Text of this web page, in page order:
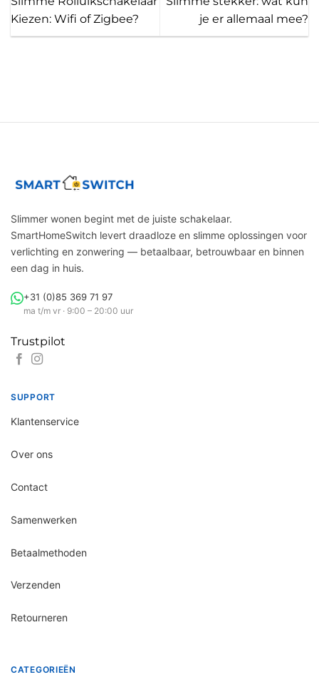
Kiezen: Wifi of Zigbee?
je er allemaal mee?
Slimmer wonen begint met de juiste schakelaar.
SmartHomeSwitch levert draadloze en slimme oplossingen voor
verlichting en zonwering — betaalbaar, betrouwbaar en binnen
een dag in huis.
+31 (0)85 369 71 97
ma t/m vr · 9:00 – 20:00 uur
Trustpilot
SUPPORT
Klantenservice
Over ons
Contact
Samenwerken
Betaalmethoden
Verzenden
Retourneren
CATEGORIEËN